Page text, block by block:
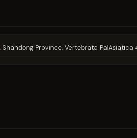
Province. Vertebrata PalAsiatica